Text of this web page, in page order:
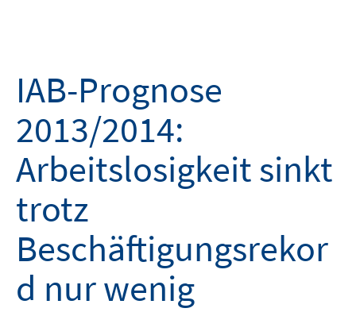
IAB-Prognose
2013/2014:
Arbeitslosigkeit sinkt
trotz
Beschäftigungsrekor
d nur wenig